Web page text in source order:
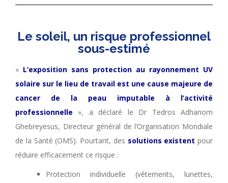
Le soleil, un risque professionnel
sous-estimé
« L’exposition sans protection au rayonnement UV
solaire sur le lieu de travail est une cause majeure de
cancer de la peau imputable à l’activité
professionnelle », a déclaré le Dr Tedros Adhanom
Ghebreyesus, Directeur général de l’Organisation Mondiale
de la Santé (OMS). Pourtant, des solutions existent pour
réduire efficacement ce risque :
Protection individuelle (vêtements, lunettes,